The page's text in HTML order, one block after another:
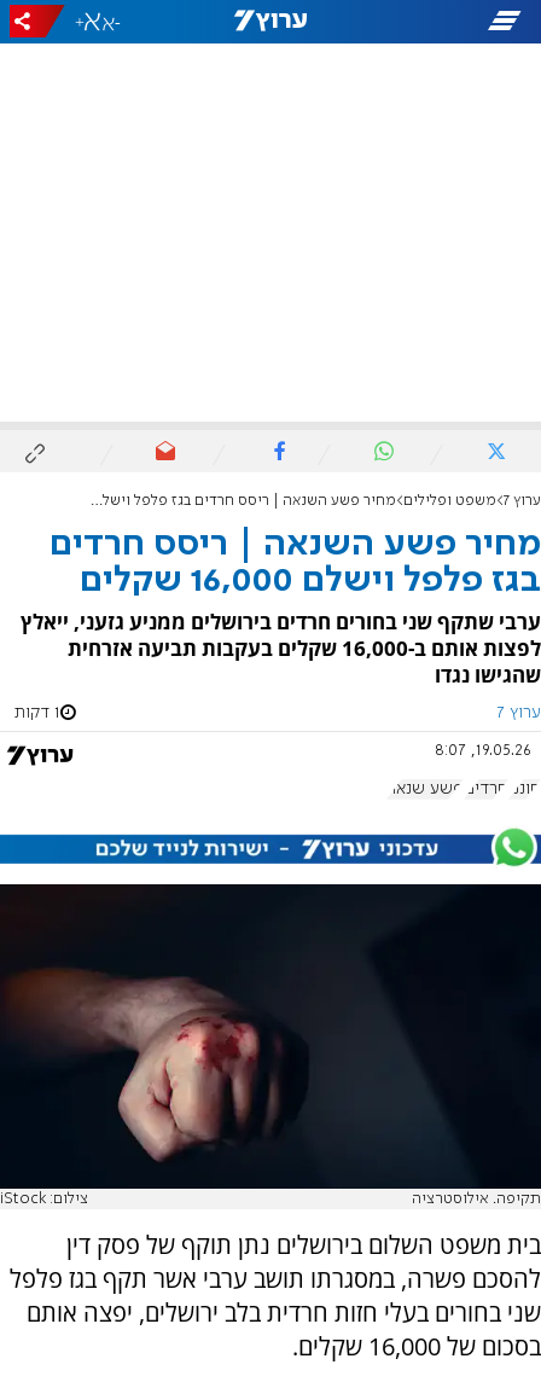
-
+
ערוץ 7 משפט ופלילים מחיר פשע השנאה | ריסס חרדים בגז פלפל וישלם 16,000 שקלים
מחיר פשע השנאה | ריסס חרדים
בגז פלפל וישלם 16,000 שקלים
ערבי שתקף שני בחורים חרדים בירושלים ממניע גזעני, ייאלץ
לפצות אותם ב-16,000 שקלים בעקבות תביעה אזרחית
שהגישו נגדו
ערוץ 7 1 דקות
19.05.26, 8:07
חוננו חרדים פשע שנאה
תקיפה. אילוסטרציה צילום: iStock
בית משפט השלום בירושלים נתן תוקף של פסק דין
להסכם פשרה, במסגרתו תושב ערבי אשר תקף בגז פלפל
שני בחורים בעלי חזות חרדית בלב ירושלים, יפצה אותם
בסכום של 16,000 שקלים.